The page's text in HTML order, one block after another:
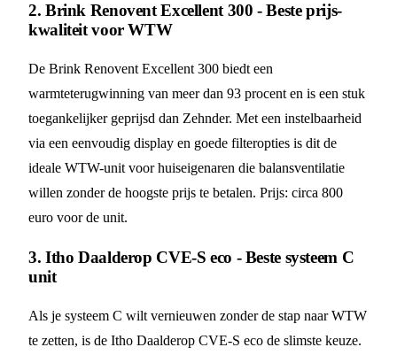
2. Brink Renovent Excellent 300 - Beste prijs-
kwaliteit voor WTW
De Brink Renovent Excellent 300 biedt een
warmteterugwinning van meer dan 93 procent en is een stuk
toegankelijker geprijsd dan Zehnder. Met een instelbaarheid
via een eenvoudig display en goede filteropties is dit de
ideale WTW-unit voor huiseigenaren die balansventilatie
willen zonder de hoogste prijs te betalen. Prijs: circa 800
euro voor de unit.
3. Itho Daalderop CVE-S eco - Beste systeem C
unit
Als je systeem C wilt vernieuwen zonder de stap naar WTW
te zetten, is de Itho Daalderop CVE-S eco de slimste keuze.